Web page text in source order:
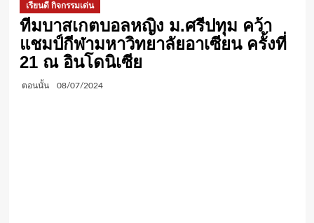
เรียนดี กิจกรรมเด่น
ทีมบาสเกตบอลหญิง ม.ศรีปทุม คว้า
แชมป์กีฬามหาวิทยาลัยอาเซียน ครั้งที่
21 ณ อินโดนิเซีย
ตอนนั้น 08/07/2024